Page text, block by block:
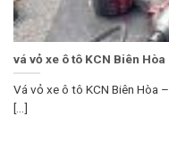
vá vỏ xe ô tô KCN Biên Hòa
Vá vỏ xe ô tô KCN Biên
[...]